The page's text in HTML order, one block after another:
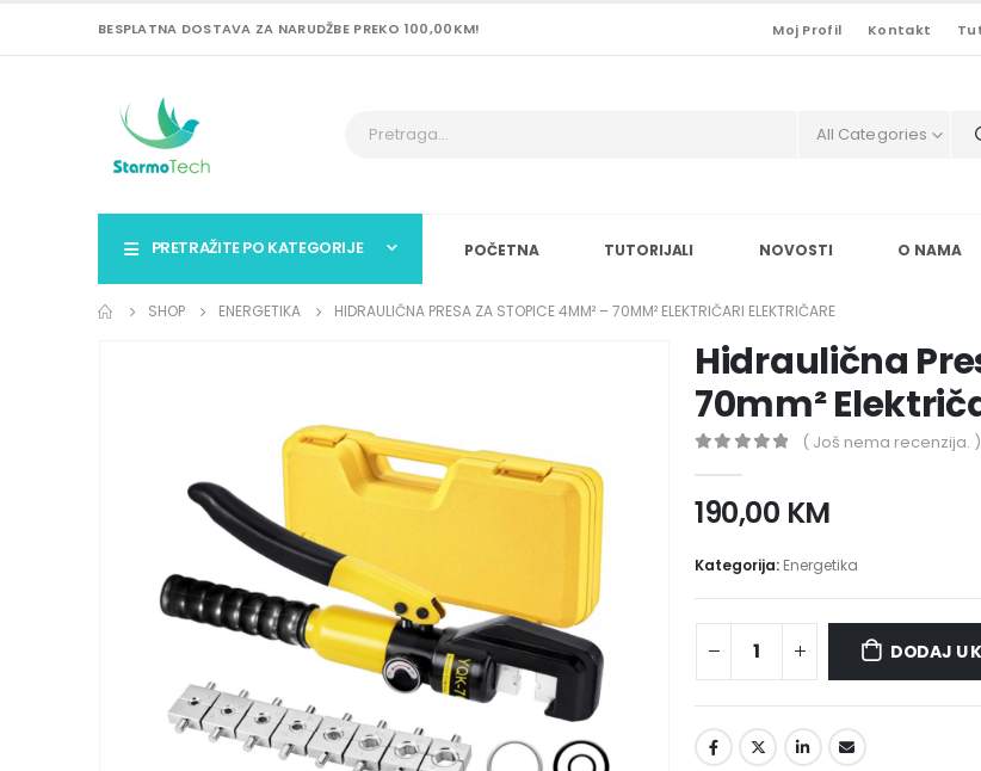
BESPLATNA DOSTAVA ZA NARUDŽBE PREKO 100,00KM! Moj Profil Kontakt
All Categories
PRETRAŽITE PO KATEGORIJE POČETNA TUTORIJALI NOVOSTI O NAMA
SHOP ENERGETIKA HIDRAULIČNA PRESA ZA STOPICE 4MM² – 70MM² ELEKTRIČARI ELEKTRIČARE
Hidraulična
70mm²
( Još nema recenzija. )
190,00 KM
Kategorija: Energetika
DODAJ U